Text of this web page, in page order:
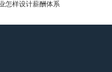
怎样设计薪酬体系